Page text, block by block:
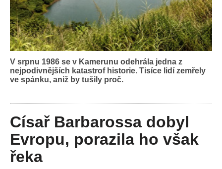
V srpnu 1986 se v Kamerunu odehrála jedna z
nejpodivnějších katastrof historie. Tisíce lidí zemřely
ve spánku, aniž by tušily proč.
Císař Barbarossa dobyl
Evropu, porazila ho však
řeka